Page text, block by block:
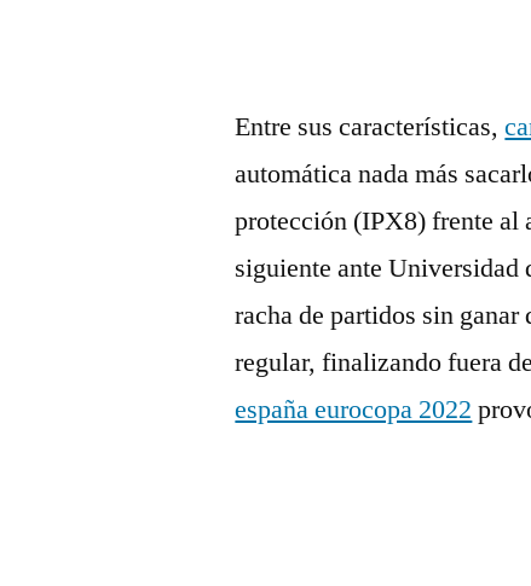
Entre sus características,
automática nada más
protección (IPX8) frente al
siguiente ante Universidad
racha de partidos sin ganar
regular, finalizando fuera
españa eurocopa 2022